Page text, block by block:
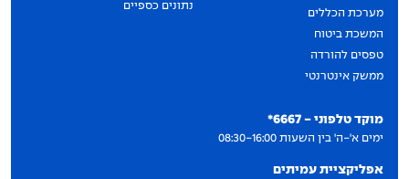
מוקד טלפוני - 6667*
ימים א'-ה' בין השעות 08:30-16:00
אפליקציית עמיתים
מערכת הכללים
המשכת ביטוח
טפסים להורדה
ממשק אינטרנטי
נתונים כספיים